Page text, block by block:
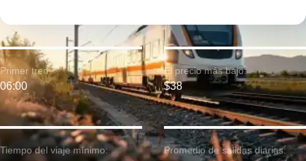
Tiempo del viaje mínimo:
Primer tren:
06:00
El precio más bajo:
$38
Promedio de salidas diarias: